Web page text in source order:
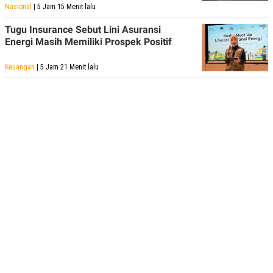
PEDOMAN
SIBER
PRIVACY
Nasional | 5 Jam 15 Menit lalu
Tugu Insurance Sebut Lini Asuransi
Energi Masih Memiliki Prospek Positif
Keuangan | 5 Jam 21 Menit lalu